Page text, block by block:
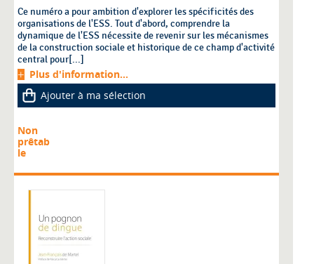
Ce numéro a pour ambition d'explorer les spécificités des
organisations de l'ESS. Tout d'abord, comprendre la
dynamique de l'ESS nécessite de revenir sur les mécanismes
de la construction sociale et historique de ce champ d'activité
central pour[...]
Plus d'information...
Ajouter à ma sélection
Non
prêtab
le